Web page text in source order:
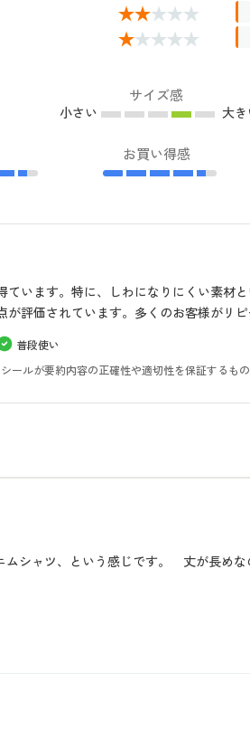
サイズ感
小さい 大き
お買い得感
います。特に、しわになりにくい素材
評価されています。多くのお客様がリ
普段使い
ルが要約内容の正確性や適切性を保証するも
シャツ、という感じです。 丈が長めな